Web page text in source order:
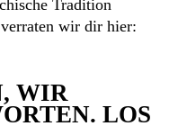
Tradition
wir dir hier:
WIR
LOS